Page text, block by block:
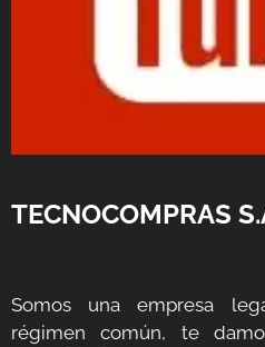
TECNOCOMPRAS
Somos una empresa
régimen común, te